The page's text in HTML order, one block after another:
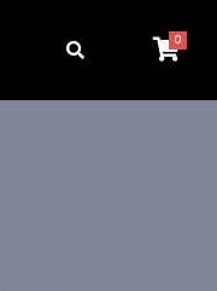
0